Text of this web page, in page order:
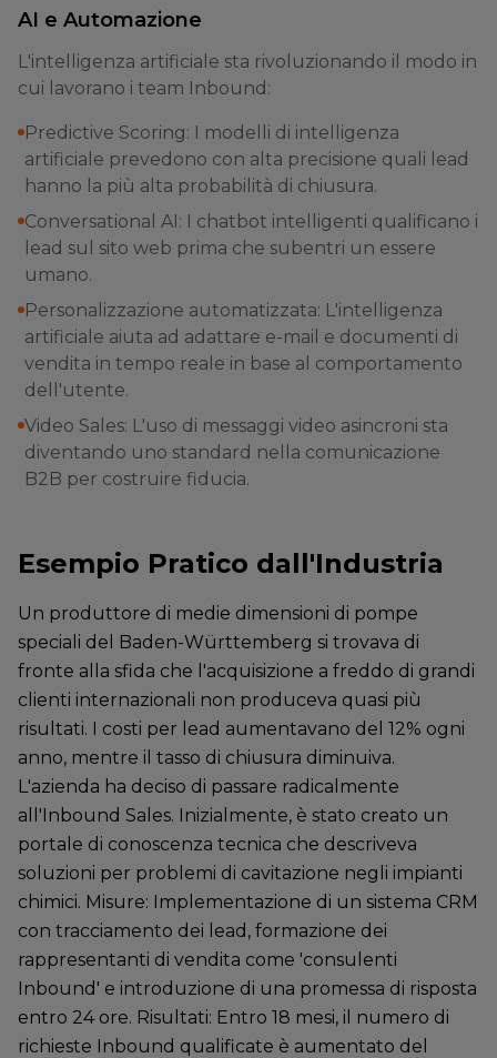
AI e Automazione
L'intelligenza artificiale sta rivoluzionando il modo in
cui lavorano i team Inbound:
Predictive Scoring: I modelli di intelligenza
artificiale prevedono con alta precisione quali lead
hanno la più alta probabilità di chiusura.
Conversational AI: I chatbot intelligenti qualificano i
lead sul sito web prima che subentri un essere
umano.
Personalizzazione automatizzata: L'intelligenza
artificiale aiuta ad adattare e-mail e documenti di
vendita in tempo reale in base al comportamento
dell'utente.
Video Sales: L'uso di messaggi video asincroni sta
diventando uno standard nella comunicazione
B2B per costruire fiducia.
Esempio Pratico dall'Industria
Un produttore di medie dimensioni di pompe
speciali del Baden-Württemberg si trovava di
fronte alla sfida che l'acquisizione a freddo di grandi
clienti internazionali non produceva quasi più
risultati. I costi per lead aumentavano del 12% ogni
anno, mentre il tasso di chiusura diminuiva.
L'azienda ha deciso di passare radicalmente
all'Inbound Sales. Inizialmente, è stato creato un
portale di conoscenza tecnica che descriveva
soluzioni per problemi di cavitazione negli impianti
chimici. Misure: Implementazione di un sistema CRM
con tracciamento dei lead, formazione dei
rappresentanti di vendita come 'consulenti
Inbound' e introduzione di una promessa di risposta
entro 24 ore. Risultati: Entro 18 mesi, il numero di
richieste Inbound qualificate è aumentato del